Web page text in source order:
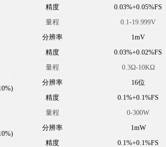
精度 0.03%+0.05%FS
量程 0.1-19.999V
分辨率 1mV
精度 0.03%+0.02%FS
量程 0.3Ω-10KΩ
分辨率 16位
精度 0.1%+0.1%FS
量程 0-300W
分辨率 1mW
精度 0.1%+0.1%FS